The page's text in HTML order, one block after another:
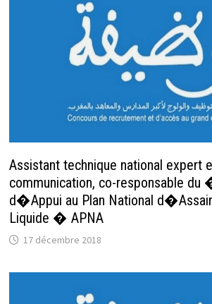
Assistant technique national expert
communication, co-responsable du
d�Appui au Plan National
Liquide � APNA
17 décembre 2018